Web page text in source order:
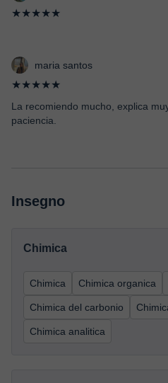
★★★★★
maria santos
★★★★★
La recomiendo mucho, explica
paciencia.
Insegno
Chimica
Chimica Chimica organica
Chimica del carbonio
Chimica analitica